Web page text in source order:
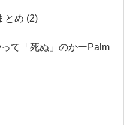
とめ (2)
て「死ぬ」のかーPalm